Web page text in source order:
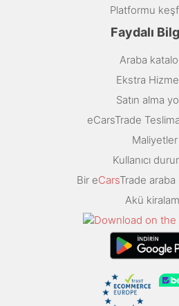
Platformu
Faydalı
Araba
Ekstra
Satın alma
eCarsTrade
Maliyetler
Kullanıcı
Bir eCarsTrade araba
Akü